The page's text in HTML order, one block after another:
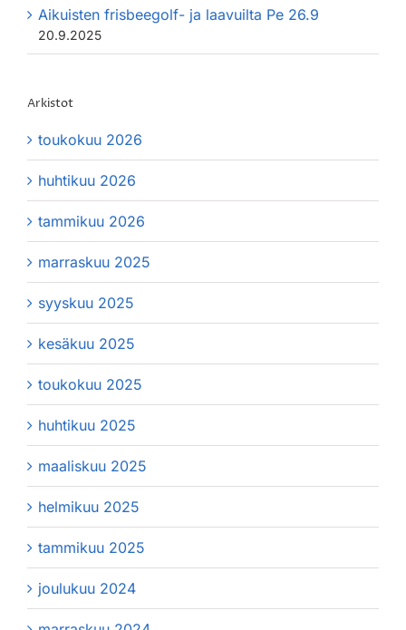
Aikuisten frisbeegolf- ja laavuilta Pe 26.9
20.9.2025
Arkistot
toukokuu 2026
huhtikuu 2026
tammikuu 2026
marraskuu 2025
syyskuu 2025
kesäkuu 2025
toukokuu 2025
huhtikuu 2025
maaliskuu 2025
helmikuu 2025
tammikuu 2025
joulukuu 2024